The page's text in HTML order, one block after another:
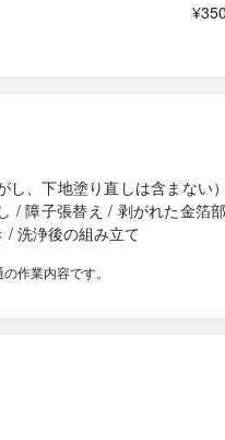
し、下地塗り直しは含まない
/ 障子張替え / 剥がれた金箔
/ 洗浄後の組み立て
作業内容です。